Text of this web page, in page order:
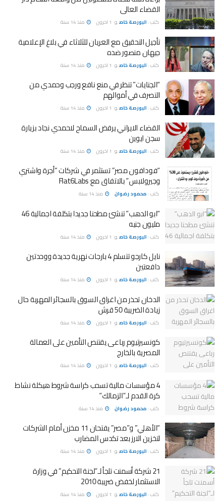
القضاء العالى
كتب : البورصة خاصو 1 اخرون منذ 14 سنة
تأجيل التحقيق مع العريان للثلاثاء في بلاغ الإعلامية
جيهان منصور ضده
كتب : البورصة خاصو 1 اخرون منذ 14 سنة
“الجنايات” تنظر في منع نافع ورجب وحمدي من
التصرف في أموالهم
كتب : البورصة خاصو 1 اخرون منذ 14 سنة
القضاء الايراني يرفض السماح لاحمدي نجاد بزيارة
سجن ايوين
كتب : البورصة خاصو 1 اخرون منذ 14 سنة
“فودافون مصر” تستثمر في شركات “أجرة واشتري
وجيرولابس” بالاتفاق مع Flat6Labs
كتب : محمود رضوان منذ 14 سنة
“ابو الدهب” تنشئ مطحنا جديدا بتكلفة اجمالية 46
مليون جنيه
كتب : البورصة خاصو 1 اخرون منذ 14 سنة
نايل كارجو تتسلم 4 بارجات نهرية جديدة ووحدتين
دافعتين
كتب : البورصة خاصو 1 اخرون منذ 14 سنة
الدخان تحذر من اغراق السوق بالسجائر المهربة حال
زيادة الضريبة 50 قرش
كتب : البورصة خاصو 1 اخرون منذ 14 سنة
كونسيرتيوم رباعى يقتنص التأمين على العمالة
المصرية بالخارج
كتب : البورصة خاصو 1 اخرون منذ 14 سنة
4 مؤسسات مالية تسحب كراسة شروط هيكلة نشاط
كرة القدم لـ”الزمالك”
كتب : محمود رضوان منذ 14 سنة
“الأهلي” و”مصر” يفتحان 11 مخزن أمام الشركات
لتخزين الارز بعد تكدس المضارب
كتب : البورصة خاصو 1 اخرون منذ 14 سنة
21 شركة أسمنت تلجأ لـ”لجنة التحكيم” في وزارة
الاستثمار لخفض ضريبة 2010
كتب : البورصة خاصو 1 اخرون منذ 14 سنة